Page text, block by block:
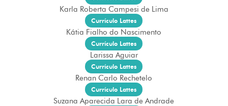
Karla Roberta Campesi de Lima
Currículo Lattes
Kátia Fialho do Nascimento
Currículo Lattes
Larissa Aguiar
Currículo Lattes
Renan Carlo Rechetelo
Currículo Lattes
Suzana Aparecida Lara de Andrade